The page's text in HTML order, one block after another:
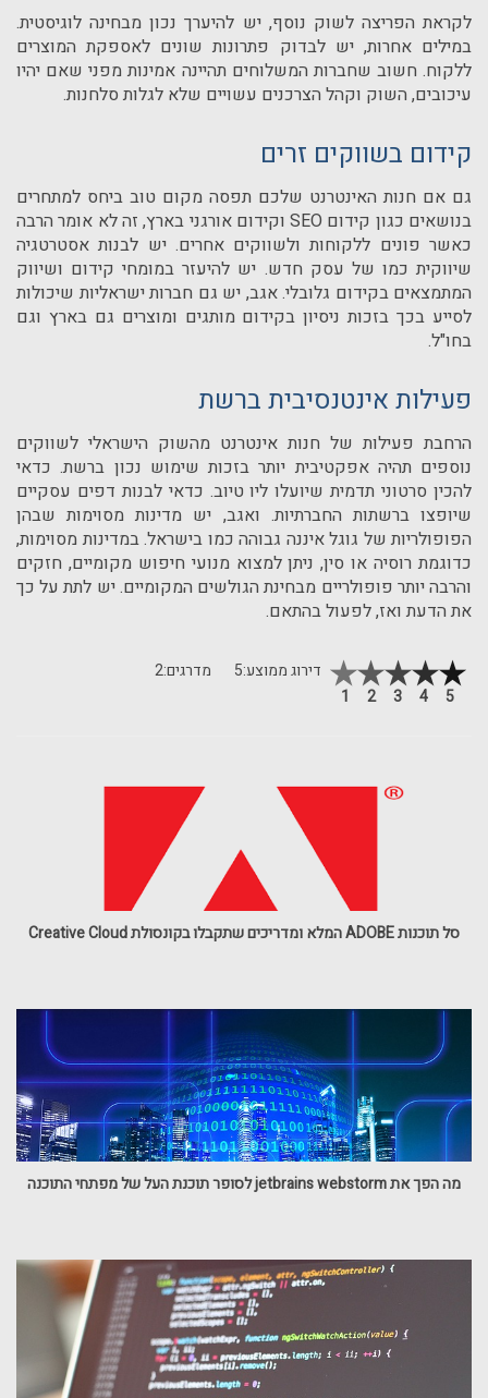
לקראת הפריצה לשוק נוסף, יש להיערך נכון מבחינה לוגיסטית.
במילים אחרות, יש לבדוק פתרונות שונים לאספקת המוצרים
ללקוח. חשוב שחברות המשלוחים תהיינה אמינות מפני שאם יהיו
עיכובים, השוק וקהל הצרכנים עשויים שלא לגלות סלחנות.
קידום בשווקים זרים
גם אם חנות האינטרנט שלכם תפסה מקום טוב ביחס למתחרים
בנושאים כגון קידום SEOוקידום אורגני בארץ, זה לא אומר הרבה
כאשר פונים ללקוחות ולשווקים אחרים. יש לבנות אסטרטגיה
שיווקית כמו של עסק חדש. יש להיעזר במומחי קידום ושיווק
המתמצאים בקידום גלובלי. אגב, יש גם חברות ישראליות שיכולות
לסייע בכך בזכות ניסיון בקידום מותגים ומוצרים גם בארץ וגם
בחו"ל.
פעילות אינטנסיבית ברשת
הרחבת פעילות של חנות אינטרנט מהשוק הישראלי לשווקים
נוספים תהיה אפקטיבית יותר בזכות שימוש נכון ברשת. כדאי
להכין סרטוני תדמית שיועלו ליו טיוב. כדאי לבנות דפים עסקיים
שיופצו ברשתות החברתיות. ואגב, יש מדינות מסוימות שבהן
הפופולריות של גוגל איננה גבוהה כמו בישראל. במדינות מסוימות,
כדוגמת רוסיה או סין, ניתן למצוא מנועי חיפוש מקומיים, חזקים
והרבה יותר פופולריים מבחינת הגולשים המקומיים. יש לתת על כך
את הדעת ואז, לפעול בהתאם.
דירוג ממוצע:5 מדרגים:2
5
4
3
2
1
סל תוכנות ADOBE המלא ומדריכים שתקבלו בקונסולת Creative Cloud
מה הפך את jetbrains webstorm לסופר תוכנת העל של מפתחי התוכנה